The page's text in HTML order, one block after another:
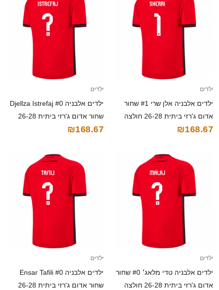
ילדים
ילדים אלבניה אלן שרי #1 שחור
אדום ג'רזי ביתית 26-28 חולצה
קצרה
₪168.67
ילדים
ילדים אלבניה Djellza Istrefaj #0
שחור אדום ג'רזי ביתית 26-28
חולצה קצרה
₪168.67
ילדים
ילדים אלבניה טדי מלאג׳ #0 שחור
אדום ג'רזי ביתית 26-28 חולצה
ילדים
ילדים אלבניה Ensar Tafili #0
שחור אדום ג'רזי ביתית 26-28